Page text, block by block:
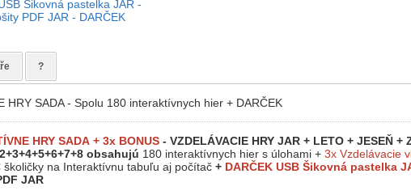
Šikovná pastelka JAR -
PDF JAR - DARČEK
?
HRY SADA - Spolu 180 interaktívnych hier + DARČEK
HRY SADA + 3x BONUS - VZDELÁVACIE HRY JAR + LETO + JESEŇ +
obsahujú 180 interaktívnych hier s úlohami + 3x Vzdelávacie
školičky na Interaktívnu tabuľu aj počítač + DARČEK USB Šikovná pastelka
JAR